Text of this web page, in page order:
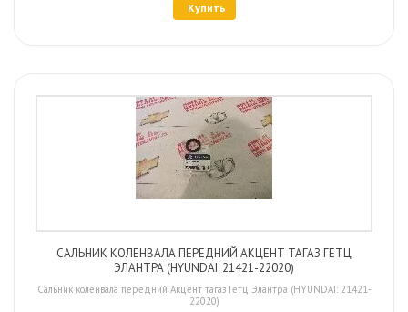
Купить
САЛЬНИК КОЛЕНВАЛА ПЕРЕДНИЙ АКЦЕНТ ТАГАЗ ГЕТЦ
ЭЛАНТРА (HYUNDAI: 21421-22020)
Сальник коленвала передний Акцент тагаз Гетц Элантра (HYUNDAI: 21421-
22020)